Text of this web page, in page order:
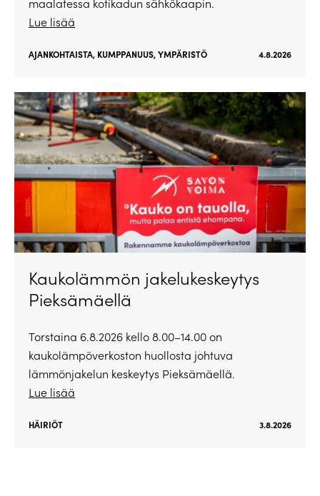
Lue lisää
AJANKOHTAISTA, KUMPPANUUS,YMPÄRISTÖ 4.8.2026
Kaukolämmön jakelukeskeytys
Pieksämäellä
Torstaina 6.8.2026 kello 8.00–14.00 on
kaukolämpöverkoston huollosta johtuva
lämmönjakelun keskeytys Pieksämäellä.
Lue lisää
HÄIRIÖT 3.8.2026